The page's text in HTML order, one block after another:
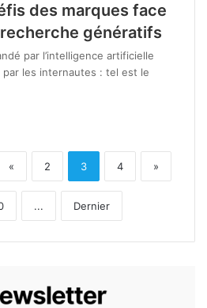
des marques face
génératifs
par l’intelligence artificielle
par les internautes : tel est le
« 2 3 4 »
... Dernier